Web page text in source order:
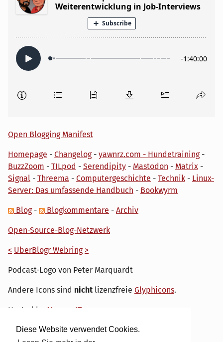
Diese Website verwendet Cookies.
Open Blogging Manifest
Homepage - Changelog- yawnrz.com - Hundetraining-
BuzzZoom - TILpod - Serendipity - Mastodon - Matrix -
Signal - Threema - Computergeschichte - Technik - Linux-
Server: Das umfassende Handbuch - Bookwyrm
Blog- Blogkommentare - Archiv
Open-Source-Blog-Netzwerk
< UberBlogr Webring >
Podcast-Logo von Peter Marquardt
Andere Icons sind nicht lizenzfreie Glyphicons.
Hosted by My own IT.